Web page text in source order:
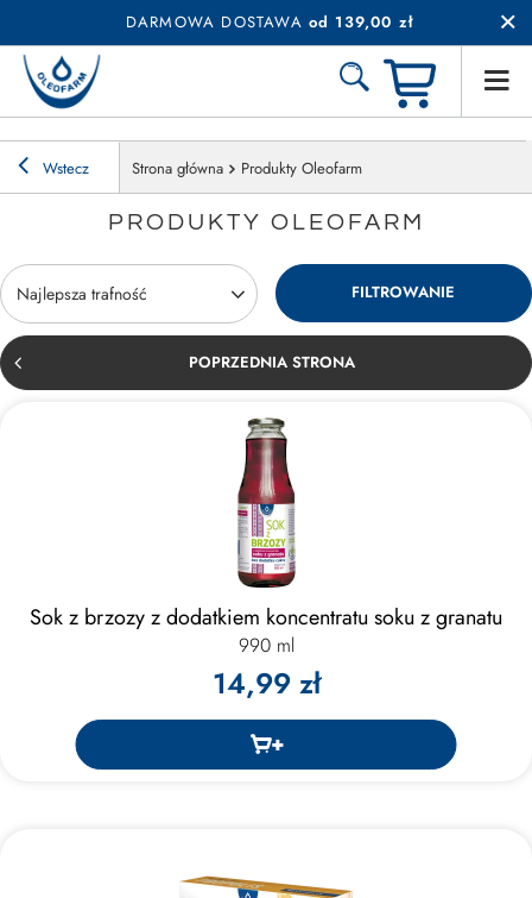
DARMOWA DOSTAWA od 139,00 zł
Wstecz Strona główna Produkty Oleofarm
PRODUKTY OLEOFARM
Zmień sortowanie
Najlepsza trafność FILTROWANIE
POPRZEDNIA STRONA
Sok z brzozy z dodatkiem koncentratu soku z granatu
990 ml
14,99 zł